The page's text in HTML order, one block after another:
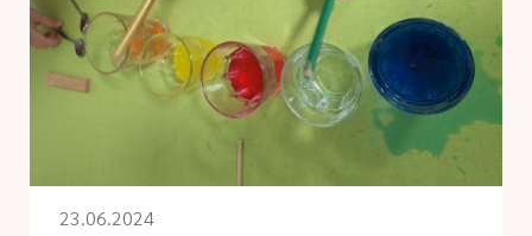
23.06.2024